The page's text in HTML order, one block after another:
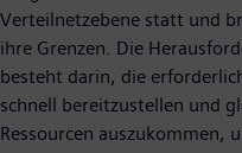
Verteilnetzebene statt und
ihre Grenzen. Die
besteht darin, die
schnell bereitzustellen und
Ressourcen auszukommen,